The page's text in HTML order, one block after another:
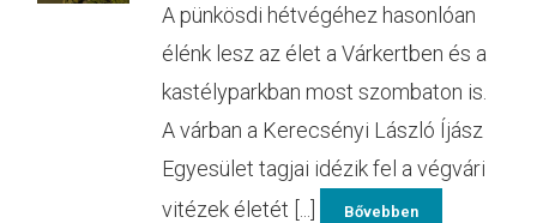
A pünkösdi hétvégéhez hasonlóan
élénk lesz az élet a Várkertben és a
kastélyparkban most szombaton is.
A várban a Kerecsényi László Íjász
Egyesület tagjai idézik fel a végvári
vitézek életét [...]
Bővebben